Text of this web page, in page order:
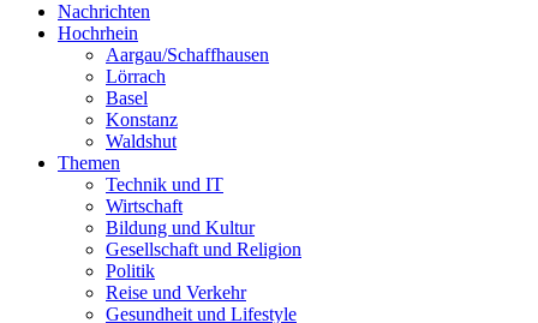
Nachrichten
Hochrhein
Aargau/Schaffhausen
Lörrach
Basel
Konstanz
Waldshut
Themen
Technik und IT
Wirtschaft
Bildung und Kultur
Gesellschaft und Religion
Politik
Reise und Verkehr
Gesundheit und Lifestyle